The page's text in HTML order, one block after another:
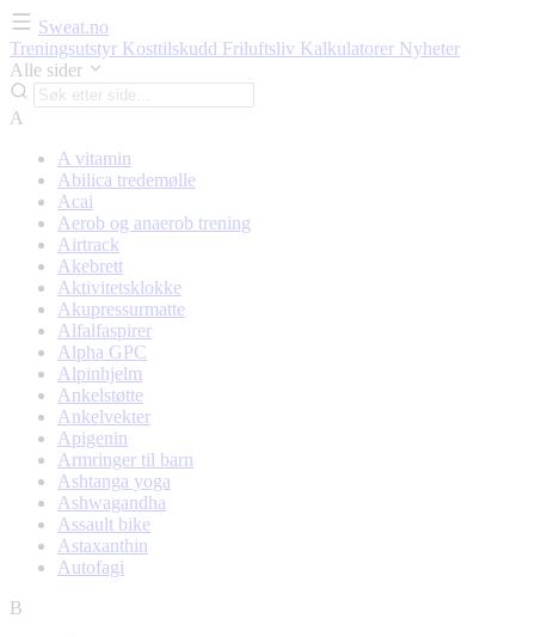
Sweat.no
Treningsutstyr Kosttilskudd Friluftsliv Kalkulatorer Nyheter
Alle sider
A
A vitamin
Abilica tredemølle
Acai
Aerob og anaerob trening
Airtrack
Akebrett
Aktivitetsklokke
Akupressurmatte
Alfalfaspirer
Alpha GPC
Alpinhjelm
Ankelstøtte
Ankelvekter
Apigenin
Armringer til barn
Ashtanga yoga
Ashwagandha
Assault bike
Astaxanthin
Autofagi
B